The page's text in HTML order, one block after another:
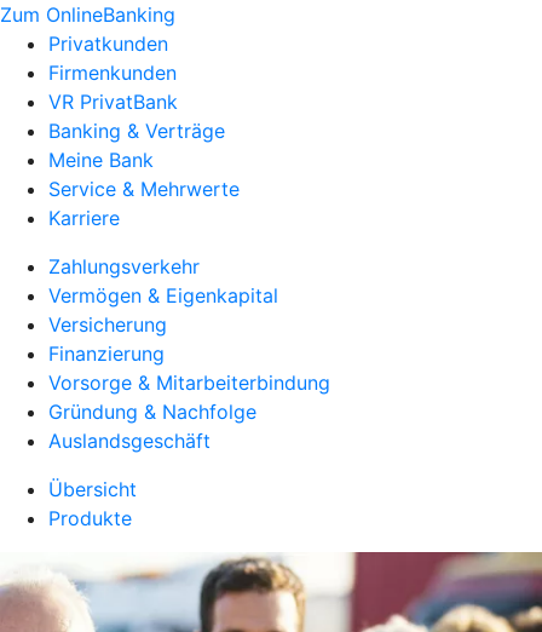
Zum OnlineBanking
Privatkunden
Firmenkunden
VR PrivatBank
Banking & Verträge
Meine Bank
Service & Mehrwerte
Karriere
Zahlungsverkehr
Vermögen & Eigenkapital
Versicherung
Finanzierung
Vorsorge & Mitarbeiterbindung
Gründung & Nachfolge
Auslandsgeschäft
Übersicht
Produkte